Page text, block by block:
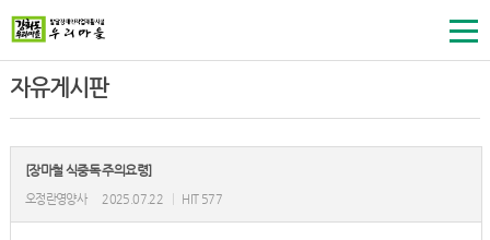
자유게시판
[장마철 식중독 주의요령]
오정란영양사 2025.07.22 HIT 577